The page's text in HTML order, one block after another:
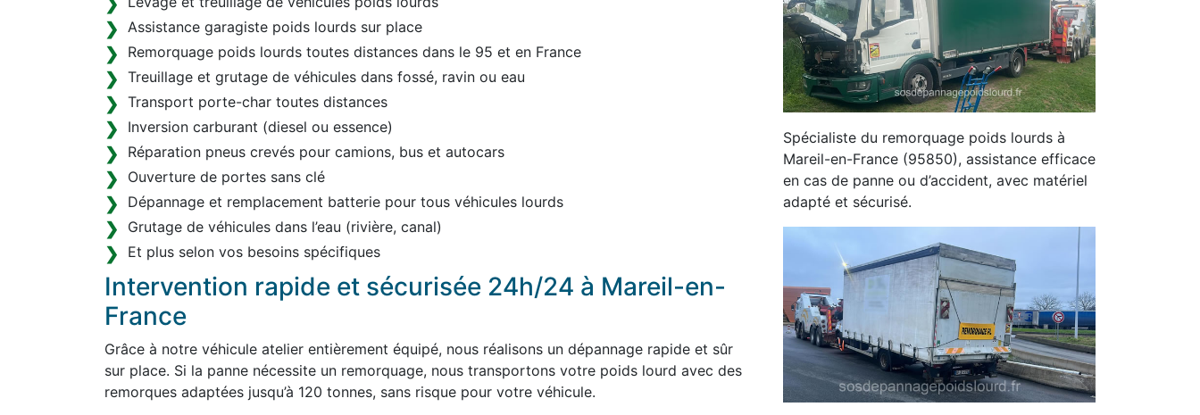
Assistance garagiste poids lourds sur place
Remorquage poids lourds toutes distances dans le 95 et en France
Treuillage et grutage de véhicules dans fossé, ravin ou eau
Transport porte-char toutes distances
Inversion carburant (diesel ou essence)
Réparation pneus crevés pour camions, bus et autocars
Ouverture de portes sans clé
Dépannage et remplacement batterie pour tous véhicules lourds
Grutage de véhicules dans l’eau (rivière, canal)
Et plus selon vos besoins spécifiques
Intervention rapide et sécurisée 24h/24 à Mareil-en-
France
Grâce à notre véhicule atelier entièrement équipé, nous réalisons un dépannage rapide et sûr
sur place. Si la panne nécessite un remorquage, nous transportons votre poids lourd avec des
remorques adaptées jusqu’à 120 tonnes, sans risque pour votre véhicule.
Spécialiste du remorquage poids lourds à
Mareil-en-France (95850), assistance efficace
en cas de panne ou d’accident, avec matériel
adapté et sécurisé.